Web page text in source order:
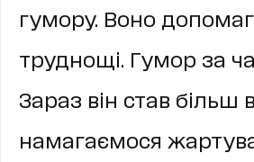
гумору. Воно
труднощі. Гумор за
Зараз він став більш
намагаємося